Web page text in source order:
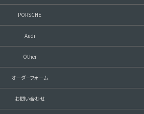
PORSCHE
Audi
Other
オーダーフォーム
お問い合わせ